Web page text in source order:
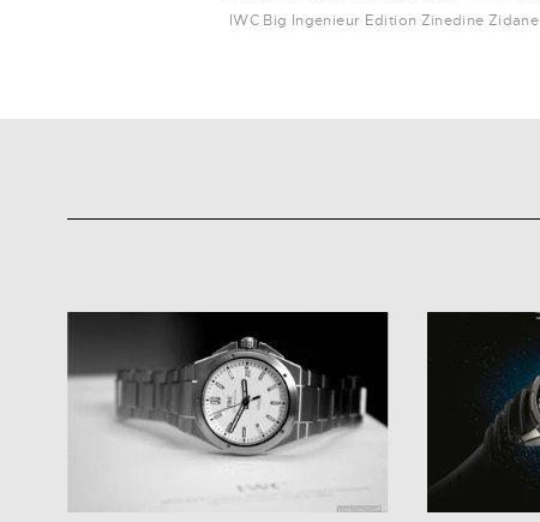
IWC Big Ingenieur Edition Zinedine Zidane